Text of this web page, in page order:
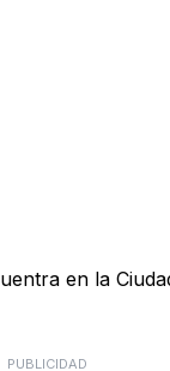
en la
PUBLICIDAD